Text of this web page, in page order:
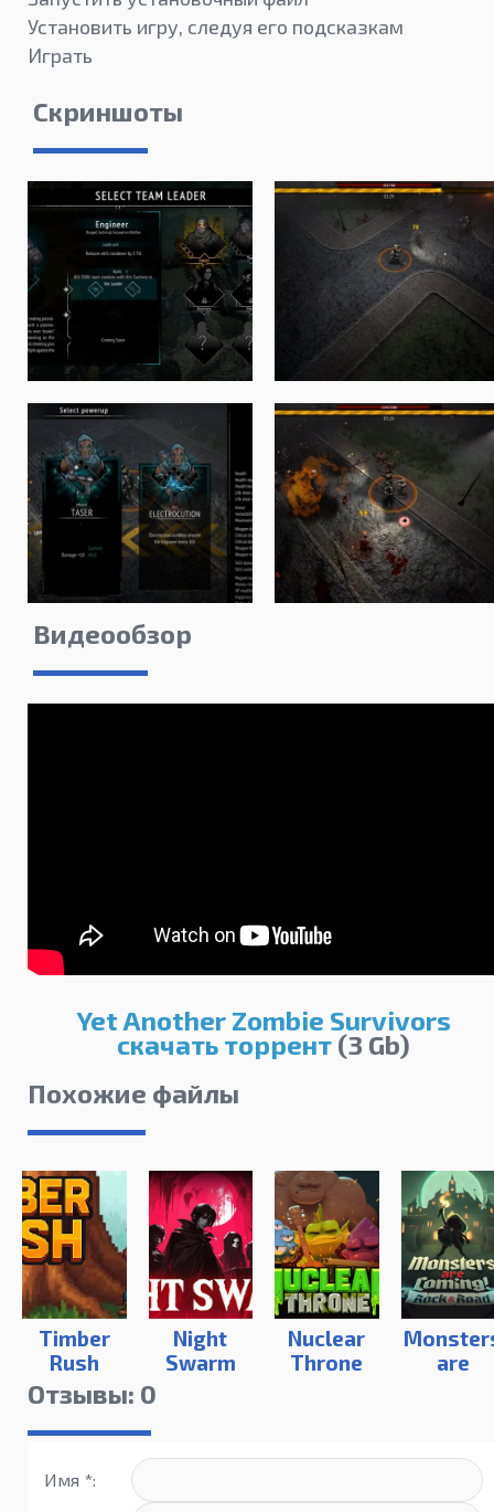
Установить игру, следуя его подсказкам
Играть
Скриншоты
Видеообзор
Yet Another Zombie Survivors
скачать торрент (3 Gb)
Похожие файлы
Timber
Rush
Night
Swarm
Nuclear
Throne
are
Отзывы: 0
Имя *: